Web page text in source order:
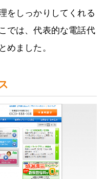
をしっかりしてくれる
では、代表的な電話代
めました。